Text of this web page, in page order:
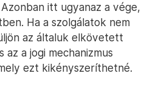
itt ugyanaz a vége,
Ha a szolgálatok nem
az általuk elkövetett
a jogi mechanizmus
ezt kikényszeríthetné.